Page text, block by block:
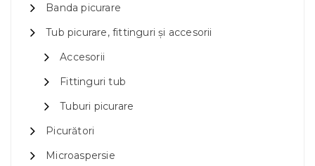
Banda picurare
Tub picurare, fittinguri și accesorii
Accesorii
Fittinguri tub
Tuburi picurare
Picurători
Microaspersie